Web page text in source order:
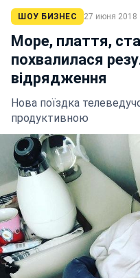
ШОУ БИЗНЕС 27 июня 2018
Море, плаття,
похвалилася
відрядження
Нова поїздка
продуктивною